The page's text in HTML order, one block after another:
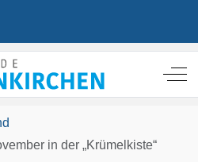
Off-
in der „Krümelkiste“